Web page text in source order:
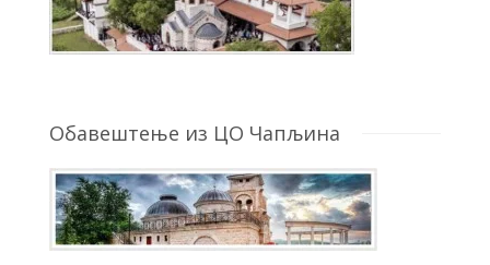
Обавештење из ЦО Чапљина